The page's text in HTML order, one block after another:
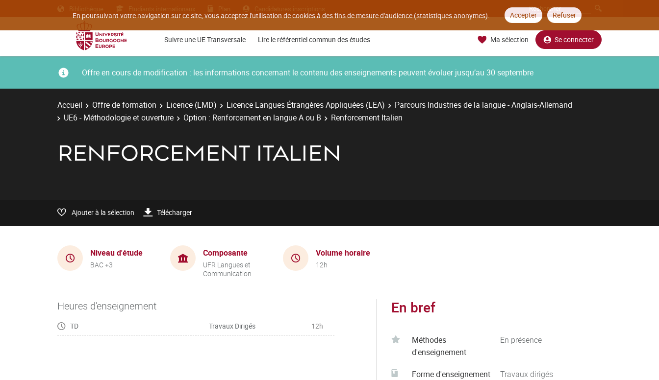
En poursuivant votre navigation sur ce site, vous acceptez l'utilisation de cookies à des fins de mesure d'audience (statistiques anonymes). Accepter Refuser
Bibliothèque Etudiants internationaux Plan Candidatures inscriptions
Suivre une UE Transversale Lire le référentiel commun des études Ma sélection Se connecter
Offre en cours de modification : les informations concernant le contenu des enseignements peuvent évoluer jusqu’au 30 septembre
Accueil Offre de formation Licence (LMD) Licence Langues Étrangères Appliquées (LEA)
Parcours Industries de la langue - Anglais-Allemand
UE6 - Méthodologie et ouverture
Option : Renforcement en langue A ou B Renforcement Italien
RENFORCEMENT ITALIEN
Ajouter à la sélection Télécharger
Niveau d'étude
BAC +3
Composante
UFR Langues et
Communication
Volume horaire
12h
Heures d'enseignement
TD Travaux Dirigés 12h
En bref
Méthodes
d'enseignement
En présence
Forme d'enseignement Travaux dirigés